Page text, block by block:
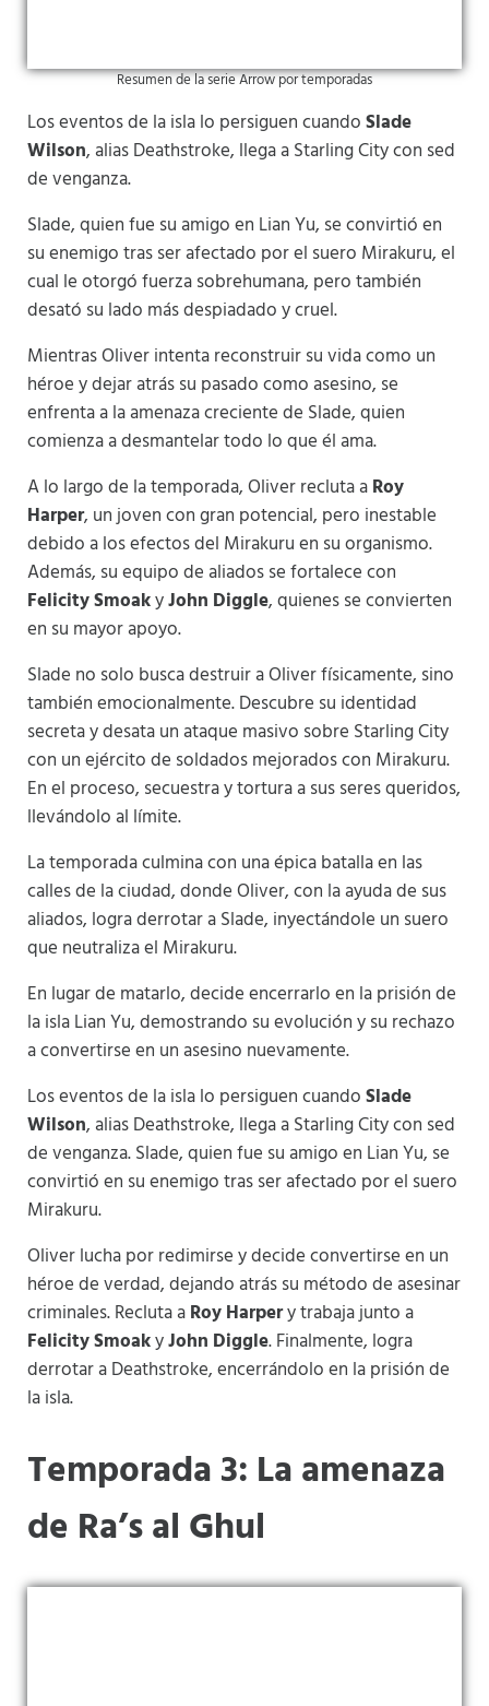
Resumen de la serie Arrow por temporadas
Los eventos de la isla lo persiguen cuandoSlade
Wilson, alias Deathstroke, llega a Starling City con sed
de venganza.
Slade, quien fue su amigo en Lian Yu, se convirtió en
su enemigo tras ser afectado por el suero Mirakuru, el
cual le otorgó fuerza sobrehumana, pero también
desató su lado más despiadado y cruel.
Mientras Oliver intenta reconstruir su vida como un
héroe y dejar atrás su pasado como asesino, se
enfrenta a la amenaza creciente de Slade, quien
comienza a desmantelar todo lo que él ama.
A lo largo de la temporada, Oliver recluta aRoy
Harper, un joven con gran potencial, pero inestable
debido a los efectos del Mirakuru en su organismo.
Además, su equipo de aliados se fortalece con
Felicity SmoakyJohn Diggle, quienes se convierten
en su mayor apoyo.
Slade no solo busca destruir a Oliver físicamente, sino
también emocionalmente. Descubre su identidad
secreta y desata un ataque masivo sobre Starling City
con un ejército de soldados mejorados con Mirakuru.
En el proceso, secuestra y tortura a sus seres queridos,
llevándolo al límite.
La temporada culmina con una épica batalla en las
calles de la ciudad, donde Oliver, con la ayuda de sus
aliados, logra derrotar a Slade, inyectándole un suero
que neutraliza el Mirakuru.
En lugar de matarlo, decide encerrarlo en la prisión de
la isla Lian Yu, demostrando su evolución y su rechazo
a convertirse en un asesino nuevamente.
Los eventos de la isla lo persiguen cuandoSlade
Wilson, alias Deathstroke, llega a Starling City con sed
de venganza. Slade, quien fue su amigo en Lian Yu, se
convirtió en su enemigo tras ser afectado por el suero
Mirakuru.
Oliver lucha por redimirse y decide convertirse en un
héroe de verdad, dejando atrás su método de asesinar
criminales. Recluta aRoy Harpery trabaja junto a
Felicity SmoakyJohn Diggle. Finalmente, logra
derrotar a Deathstroke, encerrándolo en la prisión de
la isla.
Temporada 3: La amenaza
de Ra’s al Ghul